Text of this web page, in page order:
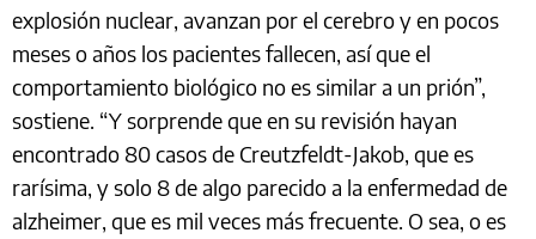
explosión nuclear, avanzan por el cerebro y en pocos
meses o años los pacientes fallecen, así que el
comportamiento biológico no es similar a un prión”,
sostiene. “Y sorprende que en su revisión hayan
encontrado 80 casos de Creutzfeldt-Jakob, que es
rarísima, y solo 8 de algo parecido a la enfermedad de
alzheimer, que es mil veces más frecuente. O sea, o es